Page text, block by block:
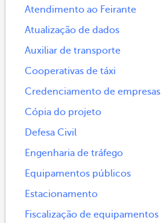
Atendimento ao Feirante
Atualização de dados
Auxiliar de transporte
Cooperativas de táxi
Credenciamento de empresas
Cópia do projeto
Defesa Civil
Engenharia de tráfego
Equipamentos públicos
Estacionamento
Fiscalização de equipamentos